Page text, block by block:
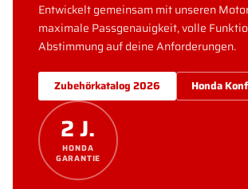
Entwickelt gemeinsam mit unseren
maximale Passgenauigkeit, volle
Abstimmung auf deine Anforderungen.
Zubehörkatalog 2026 Honda
2 J.
HONDA
GARANTIE